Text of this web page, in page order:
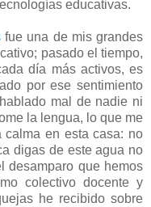
educativas.
fue una de mis grandes
pasado el tiempo,
día más activos, es
por ese sentimiento
mal de nadie ni
la lengua, lo que me
calma en esta casa: no
digas de este agua no
desamparo que hemos
colectivo docente y
he recibido sobre